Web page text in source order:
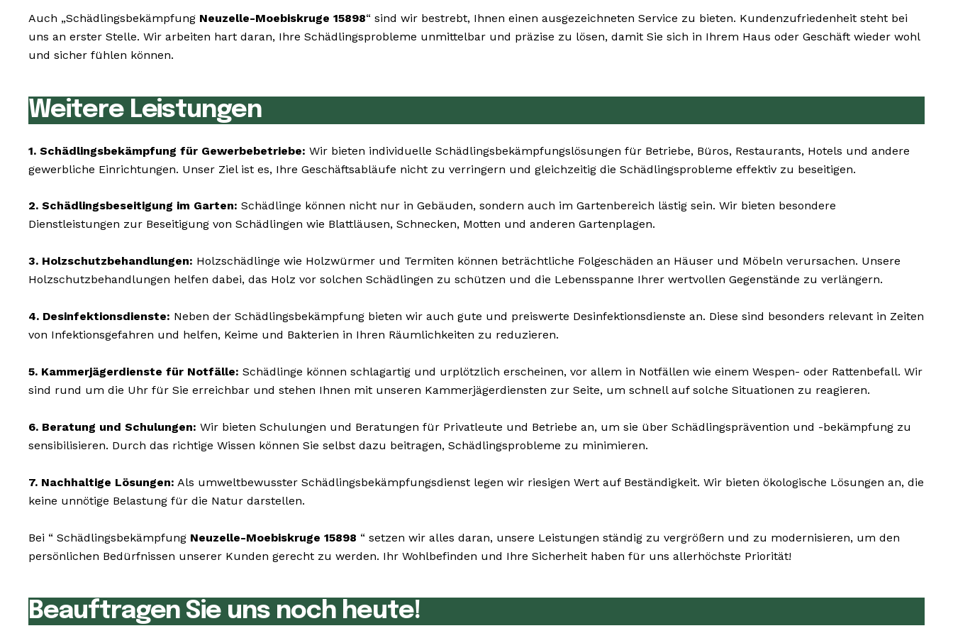
Auch „Schädlingsbekämpfung Neuzelle-Moebiskruge 15898“ sind wir bestrebt, Ihnen einen ausgezeichneten Service zu bieten. Kundenzufriedenheit steht bei
uns an erster Stelle. Wir arbeiten hart daran, Ihre Schädlingsprobleme unmittelbar und präzise zu lösen, damit Sie sich in Ihrem Haus oder Geschäft wieder wohl
und sicher fühlen können.
Weitere Leistungen
1. Schädlingsbekämpfung für Gewerbebetriebe: Wir bieten individuelle Schädlingsbekämpfungslösungen für Betriebe, Büros, Restaurants, Hotels und andere
gewerbliche Einrichtungen. Unser Ziel ist es, Ihre Geschäftsabläufe nicht zu verringern und gleichzeitig die Schädlingsprobleme effektiv zu beseitigen.
2. Schädlingsbeseitigung im Garten: Schädlinge können nicht nur in Gebäuden, sondern auch im Gartenbereich lästig sein. Wir bieten besondere
Dienstleistungen zur Beseitigung von Schädlingen wie Blattläusen, Schnecken, Motten und anderen Gartenplagen.
3. Holzschutzbehandlungen: Holzschädlinge wie Holzwürmer und Termiten können beträchtliche Folgeschäden an Häuser und Möbeln verursachen. Unsere
Holzschutzbehandlungen helfen dabei, das Holz vor solchen Schädlingen zu schützen und die Lebensspanne Ihrer wertvollen Gegenstände zu verlängern.
4. Desinfektionsdienste: Neben der Schädlingsbekämpfung bieten wir auch gute und preiswerte Desinfektionsdienste an. Diese sind besonders relevant in Zeiten
von Infektionsgefahren und helfen, Keime und Bakterien in Ihren Räumlichkeiten zu reduzieren.
5. Kammerjägerdienste für Notfälle: Schädlinge können schlagartig und urplötzlich erscheinen, vor allem in Notfällen wie einem Wespen- oder Rattenbefall. Wir
sind rund um die Uhr für Sie erreichbar und stehen Ihnen mit unseren Kammerjägerdiensten zur Seite, um schnell auf solche Situationen zu reagieren.
6. Beratung und Schulungen: Wir bieten Schulungen und Beratungen für Privatleute und Betriebe an, um sie über Schädlingsprävention und -bekämpfung zu
sensibilisieren. Durch das richtige Wissen können Sie selbst dazu beitragen, Schädlingsprobleme zu minimieren.
7. Nachhaltige Lösungen: Als umweltbewusster Schädlingsbekämpfungsdienst legen wir riesigen Wert auf Beständigkeit. Wir bieten ökologische Lösungen an, die
keine unnötige Belastung für die Natur darstellen.
Bei “ Schädlingsbekämpfung Neuzelle-Moebiskruge 15898 “ setzen wir alles daran, unsere Leistungen ständig zu vergrößern und zu modernisieren, um den
persönlichen Bedürfnissen unserer Kunden gerecht zu werden. Ihr Wohlbefinden und Ihre Sicherheit haben für uns allerhöchste Priorität!
Beauftragen Sie uns noch heute!